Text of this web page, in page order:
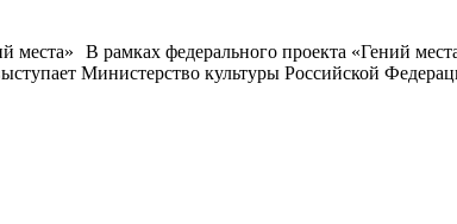
В рамках федерального проекта «Гений
Министерство культуры Российской